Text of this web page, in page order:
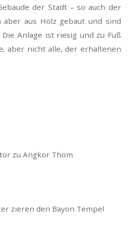
der Stadt – so auch der
aber aus Holz gebaut und sind
Anlage ist riesig und zu Fuß
aber nicht alle, der erhaltenen
zu Angkor Thom
zieren den Bayon Tempel